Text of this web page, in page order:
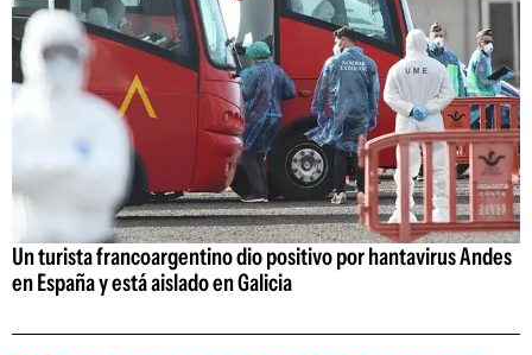
Un turista francoargentino dio positivo por hantavirus Andes
en España y está aislado en Galicia